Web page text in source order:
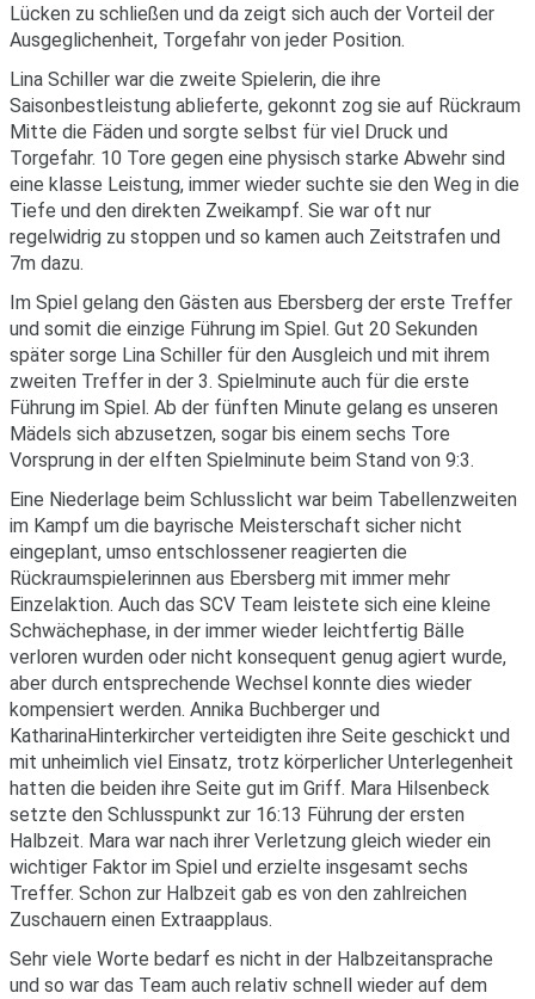
Lücken zu schließen und da zeigt sich auch der Vorteil der
Ausgeglichenheit, Torgefahr von jeder Position.
Lina Schiller war die zweite Spielerin, die ihre
Saisonbestleistung ablieferte, gekonnt zog sie auf Rückraum
Mitte die Fäden und sorgte selbst für viel Druck und
Torgefahr. 10 Tore gegen eine physisch starke Abwehr sind
eine klasse Leistung, immer wieder suchte sie den Weg in die
Tiefe und den direkten Zweikampf. Sie war oft nur
regelwidrig zu stoppen und so kamen auch Zeitstrafen und
7m dazu.
Im Spiel gelang den Gästen aus Ebersberg der erste Treffer
und somit die einzige Führung im Spiel. Gut 20 Sekunden
später sorge Lina Schiller für den Ausgleich und mit ihrem
zweiten Treffer in der 3. Spielminute auch für die erste
Führung im Spiel. Ab der fünften Minute gelang es unseren
Mädels sich abzusetzen, sogar bis einem sechs Tore
Vorsprung in der elften Spielminute beim Stand von 9:3.
Eine Niederlage beim Schlusslicht war beim Tabellenzweiten
im Kampf um die bayrische Meisterschaft sicher nicht
eingeplant, umso entschlossener reagierten die
Rückraumspielerinnen aus Ebersberg mit immer mehr
Einzelaktion. Auch das SCV Team leistete sich eine kleine
Schwächephase, in der immer wieder leichtfertig Bälle
verloren wurden oder nicht konsequent genug agiert wurde,
aber durch entsprechende Wechsel konnte dies wieder
kompensiert werden. Annika Buchberger und
KatharinaHinterkircher verteidigten ihre Seite geschickt und
mit unheimlich viel Einsatz, trotz körperlicher Unterlegenheit
hatten die beiden ihre Seite gut im Griff. Mara Hilsenbeck
setzte den Schlusspunkt zur 16:13 Führung der ersten
Halbzeit. Mara war nach ihrer Verletzung gleich wieder ein
wichtiger Faktor im Spiel und erzielte insgesamt sechs
Treffer. Schon zur Halbzeit gab es von den zahlreichen
Zuschauern einen Extraapplaus.
Sehr viele Worte bedarf es nicht in der Halbzeitansprache
und so war das Team auch relativ schnell wieder auf dem